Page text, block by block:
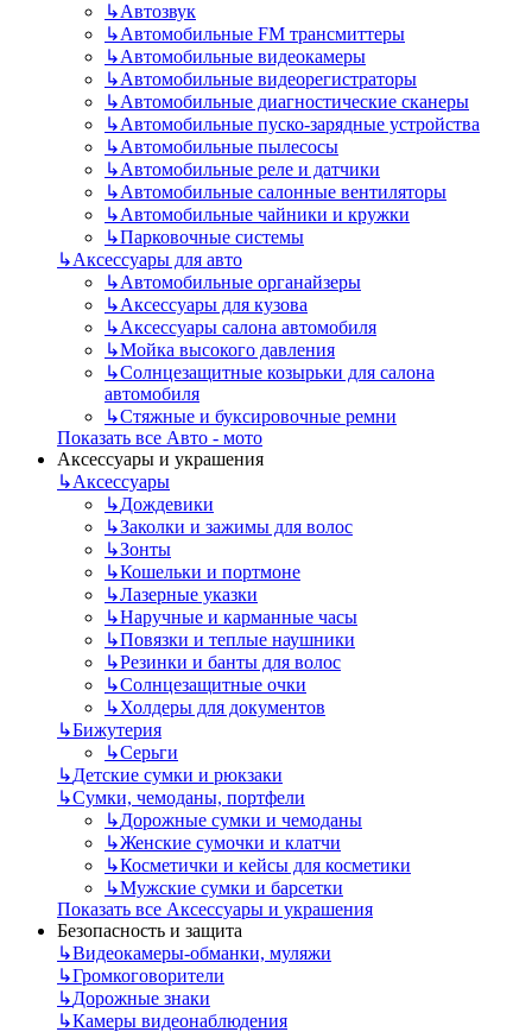
↳Автозвук
↳Автомобильные FM трансмиттеры
↳Автомобильные видеокамеры
↳Автомобильные видеорегистраторы
↳Автомобильные диагностические сканеры
↳Автомобильные пуско-зарядные устройства
↳Автомобильные пылесосы
↳Автомобильные реле и датчики
↳Автомобильные салонные вентиляторы
↳Автомобильные чайники и кружки
↳Парковочные системы
↳Аксессуары для авто
↳Автомобильные органайзеры
↳Аксессуары для кузова
↳Аксессуары салона автомобиля
↳Мойка высокого давления
↳Солнцезащитные козырьки для салона
автомобиля
↳Стяжные и буксировочные ремни
Показать все Авто - мото
Аксессуары и украшения
↳Аксессуары
↳Дождевики
↳Заколки и зажимы для волос
↳Зонты
↳Кошельки и портмоне
↳Лазерные указки
↳Наручные и карманные часы
↳Повязки и теплые наушники
↳Резинки и банты для волос
↳Солнцезащитные очки
↳Холдеры для документов
↳Бижутерия
↳Серьги
↳Детские сумки и рюкзаки
↳Сумки, чемоданы, портфели
↳Дорожные сумки и чемоданы
↳Женские сумочки и клатчи
↳Косметички и кейсы для косметики
↳Мужские сумки и барсетки
Показать все Аксессуары и украшения
Безопасность и защита
↳Видеокамеры-обманки, муляжи
↳Громкоговорители
↳Дорожные знаки
↳Камеры видеонаблюдения